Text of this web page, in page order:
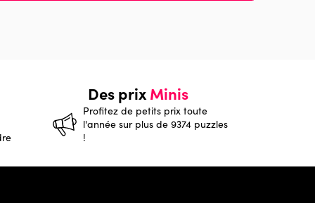
Des prixMinis
Profitez de petits prix toute
l'année sur plus de 9374 puzzles
!